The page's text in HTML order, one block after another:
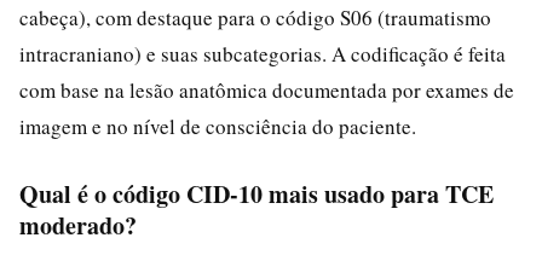
cabeça), com destaque para o código S06 (traumatismo
intracraniano) e suas subcategorias. A codificação é feita
com base na lesão anatômica documentada por exames de
imagem e no nível de consciência do paciente.
Qual é o código CID-10 mais usado para TCE
moderado?